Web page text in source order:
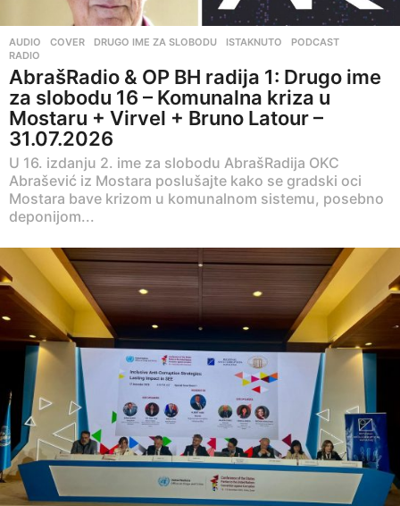
AUDIO ,COVER ,DRUGO IME ZA SLOBODU ,ISTAKNUTO ,PODCAST
RADIO
AbrašRadio & OP BH radija 1: Drugo ime
za slobodu 16 – Komunalna kriza u
Mostaru + Virvel + Bruno Latour –
31.07.2026
U 16. izdanju 2. ime za slobodu AbrašRadija OKC
Abrašević iz Mostara poslušajte kako se gradski oci
Mostara bave krizom u komunalnom sistemu, posebno
deponijom...